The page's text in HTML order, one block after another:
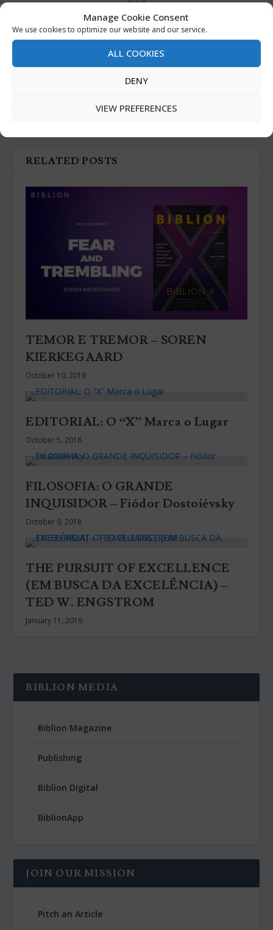
Manage Cookie Consent
We use cookies to optimize our website and our service.
ALL COOKIES
DENY
VIEW PREFERENCES
RATE:
RELATED POSTS
TEMOR E TREMOR – SOREN
KIERKEGAARD
October 10, 2018
EDITORIAL: O “X” Marca o Lugar
October 5, 2018
FILOSOFIA: O GRANDE
INQUISIDOR – Fiódor Dostoiévsky
October 9, 2018
THE PURSUIT OF EXCELLENCE
(EM BUSCA DA EXCELÊNCIA) –
TED W. ENGSTROM
January 11, 2019
BIBLION MEDIA
Biblion Magazine
Publishing
Biblion Digital
BiblionApp
JOIN OUR MISSION
Pitch an Article